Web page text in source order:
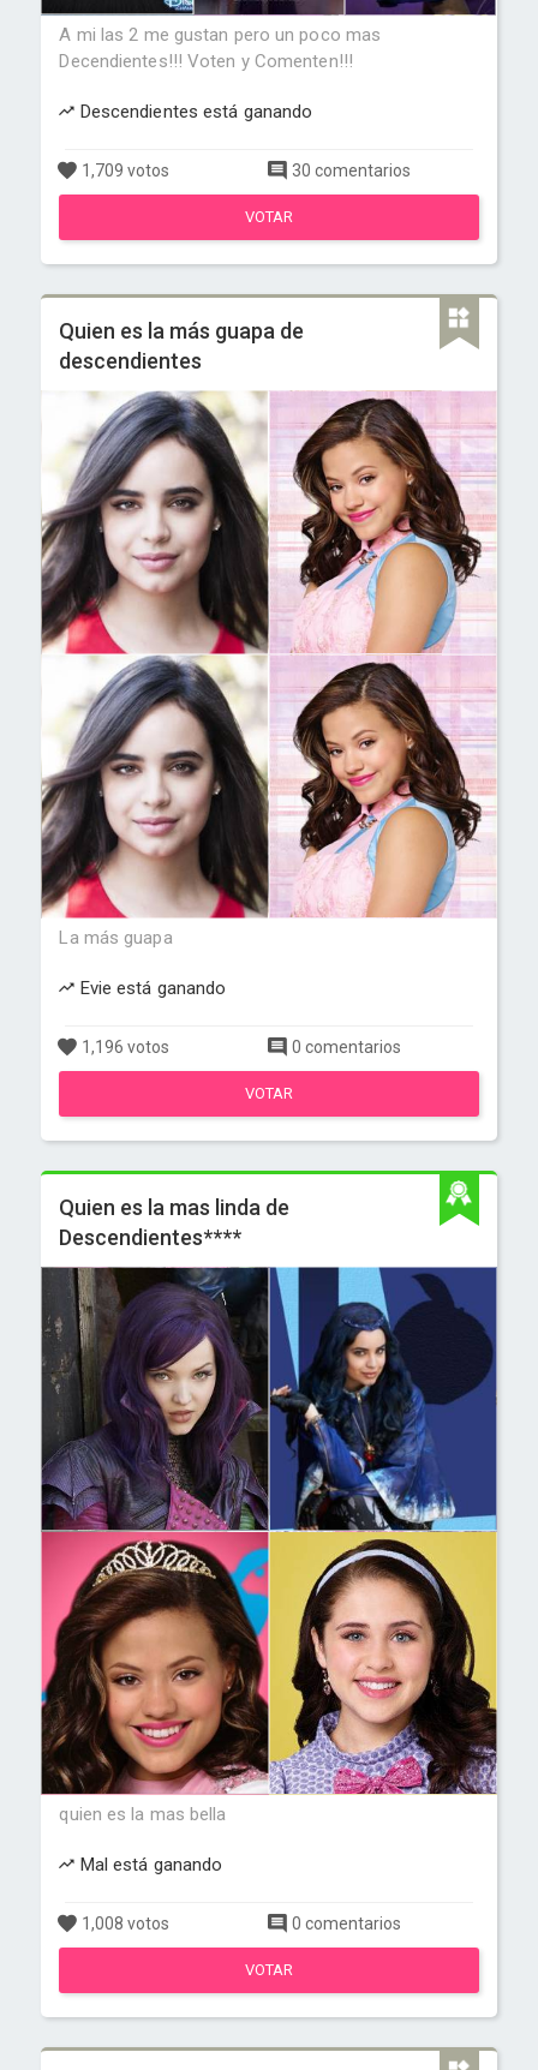
A mi las 2 me gustan pero un poco mas
Decendientes!!! Voten y Comenten!!!
Descendientes está ganando
1,709 votos 30 comentarios
VOTAR
Quien es la más guapa de
descendientes
La más guapa
Evie está ganando
1,196 votos 0 comentarios
VOTAR
Quien es la mas linda de
Descendientes****
quien es la mas bella
Mal está ganando
1,008 votos 0 comentarios
VOTAR